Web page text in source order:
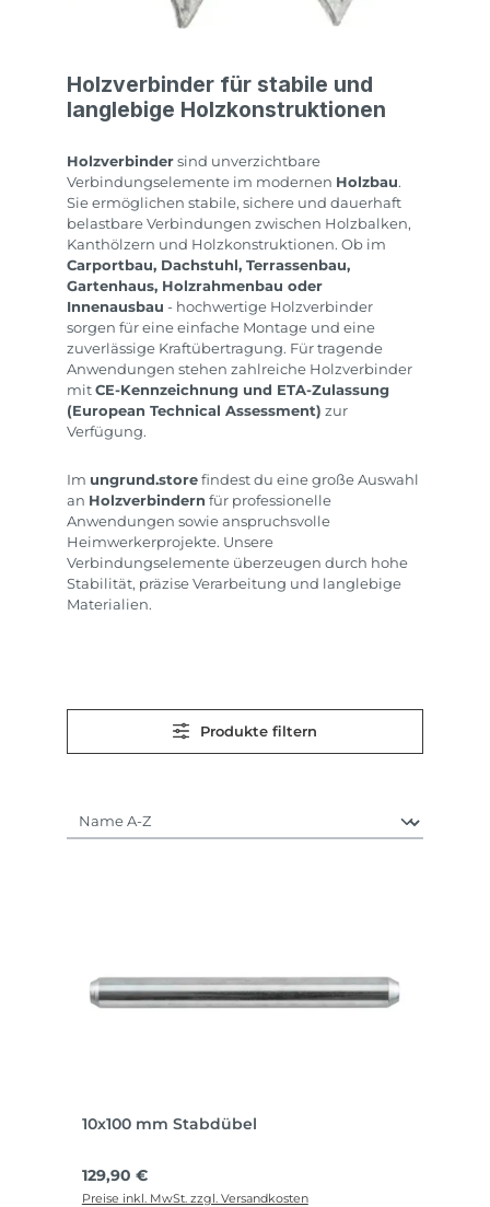
Holzverbinder für stabile und
langlebige Holzkonstruktionen
Holzverbinder sind unverzichtbare
Verbindungselemente im modernen Holzbau.
Sie ermöglichen stabile, sichere und dauerhaft
belastbare Verbindungen zwischen Holzbalken,
Kanthölzern und Holzkonstruktionen. Ob im
Carportbau, Dachstuhl, Terrassenbau,
Gartenhaus, Holzrahmenbau oder
Innenausbau - hochwertige Holzverbinder
sorgen für eine einfache Montage und eine
zuverlässige Kraftübertragung. Für tragende
Anwendungen stehen zahlreiche Holzverbinder
mit CE-Kennzeichnung und ETA-Zulassung
(European Technical Assessment) zur
Verfügung.
Im ungrund.store findest du eine große Auswahl
an Holzverbindern für professionelle
Anwendungen sowie anspruchsvolle
Heimwerkerprojekte. Unsere
Verbindungselemente überzeugen durch hohe
Stabilität, präzise Verarbeitung und langlebige
Materialien.
Produkte filtern
10x100 mm Stabdübel
Regulärer Preis:
129,90 €
Preise inkl. MwSt. zzgl. Versandkosten